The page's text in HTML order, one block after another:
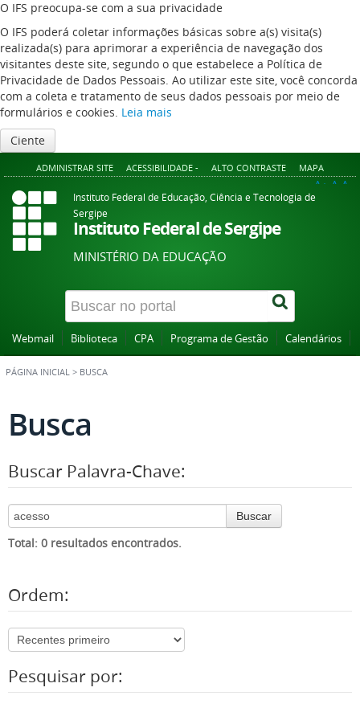
O IFS preocupa-se com a sua privacidade
O IFS poderá coletar informações básicas sobre a(s) visita(s)
realizada(s) para aprimorar a experiência de navegação dos
visitantes deste site, segundo o que estabelece a Política de
Privacidade de Dados Pessoais. Ao utilizar este site, você concorda
com a coleta e tratamento de seus dados pessoais por meio de
formulários e cookies. Leia mais
Ciente
ADMINISTRAR SITE ACESSIBILIDADE - ALTO CONTRASTE MAPA
A+ A A-
Instituto Federal de Educação, Ciência e Tecnologia de
Sergipe
Instituto Federal de Sergipe
MINISTÉRIO DA EDUCAÇÃO
Webmail Biblioteca CPA Programa de Gestão Calendários
PÁGINA INICIAL > BUSCA
Busca
Buscar Palavra-Chave:
Buscar
Total: 0 resultados encontrados.
Ordem:
Pesquisar por: